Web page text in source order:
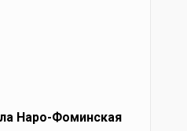
Наро-Фоминская